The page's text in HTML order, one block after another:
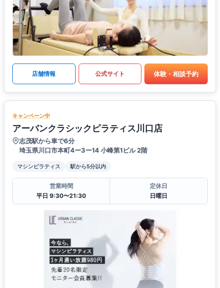
店舗情報 公式サイト 体験・相談予約
キャンペーン中
アーバンクラシックピラティス川口店
志茂駅から車で6分
埼玉県川口市本町4ー3ー14 小峰第1ビル 2階
マシンピラティス 駅から5分以内
営業時間
平日 9:30〜21:30
定休日
日曜日